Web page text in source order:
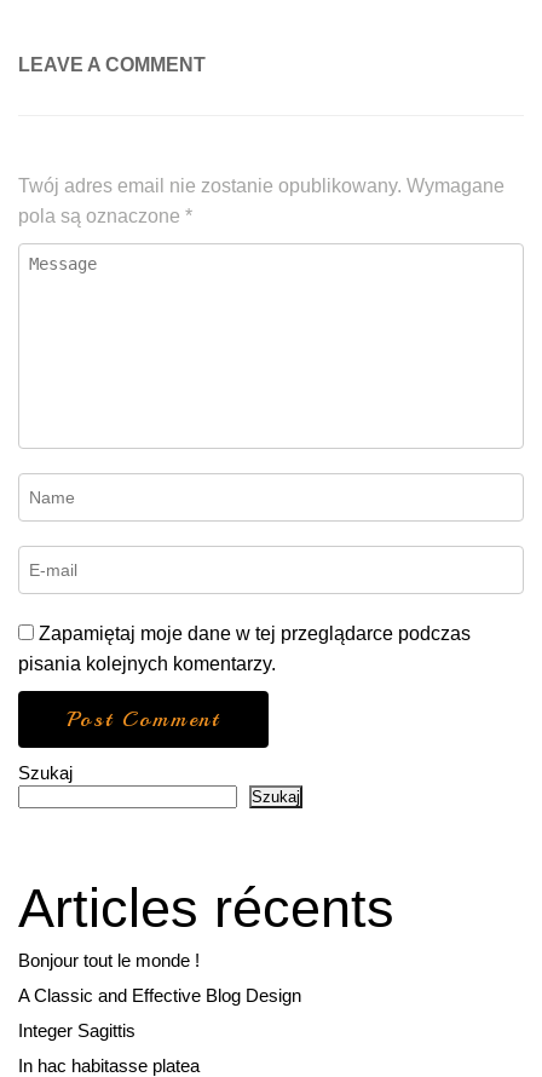
LEAVE A COMMENT
Twój adres email nie zostanie opublikowany. Wymagane
pola są oznaczone *
Zapamiętaj moje dane w tej przeglądarce podczas
pisania kolejnych komentarzy.
Szukaj
Szukaj
Articles récents
Bonjour tout le monde !
A Classic and Effective Blog Design
Integer Sagittis
In hac habitasse platea